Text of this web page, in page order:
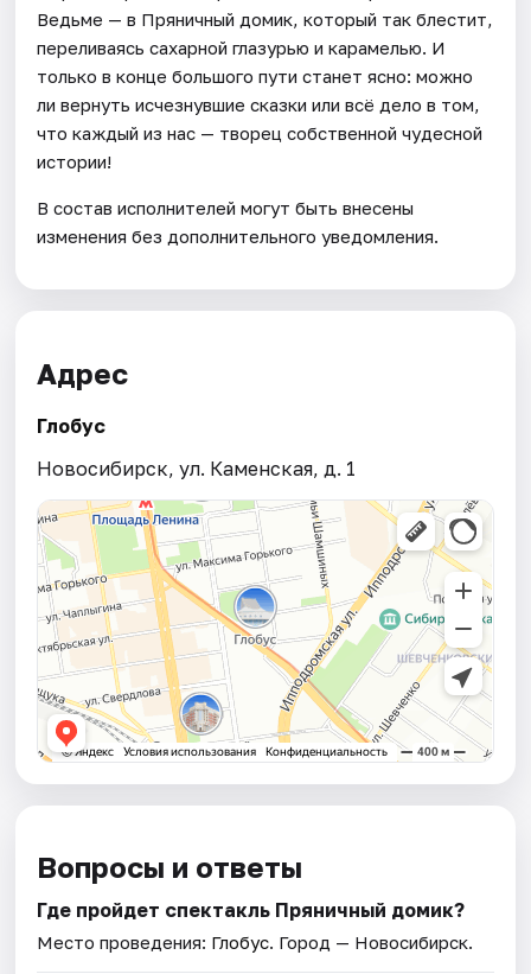
Ведьме — в Пряничный домик, который так блестит,
переливаясь сахарной глазурью и карамелью. И
только в конце большого пути станет ясно: можно
ли вернуть исчезнувшие сказки или всё дело в том,
что каждый из нас — творец собственной чудесной
истории!
В состав исполнителей могут быть внесены
изменения без дополнительного уведомления.
Адрес
Глобус
Новосибирск, ул. Каменская, д. 1
Вопросы и ответы
Где пройдет спектакль Пряничный домик?
Место проведения: Глобус. Город — Новосибирск.